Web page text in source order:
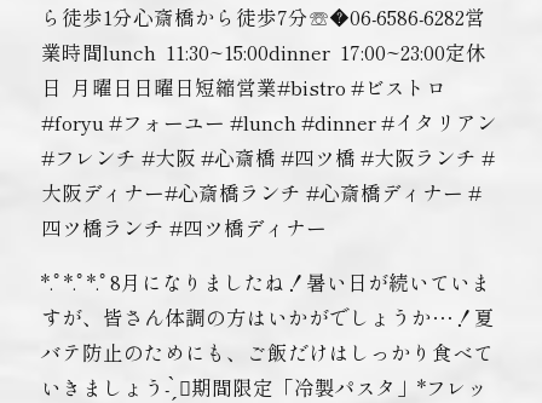
ら徒歩1分心斎橋から徒歩7分☏�06-6586-6282営
業時間lunch ︎ 11:30~15:00dinner ︎ 17:00~23:00定休
日 ︎ 月曜日日曜日短縮営業#bistro #ビストロ
#foryu #フォーユー #lunch #dinner #イタリアン
#フレンチ #大阪 #心斎橋 #四ツ橋 #大阪ランチ #
大阪ディナー#心斎橋ランチ #心斎橋ディナー #
四ツ橋ランチ #四ツ橋ディナー
*.ﾟ*.ﾟ*.ﾟ8月になりましたね！暑い日が続いていま
すが、皆さん体調の方はいかがでしょうか…！夏
バテ防止のためにも、ご飯だけはしっかり食べて
いきましょう- ̗̀ 🏻期間限定「冷製パスタ」*フレッ